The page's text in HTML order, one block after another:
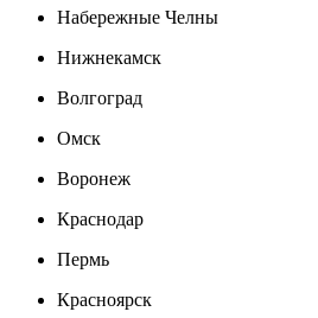
Набережные Челны
Нижнекамск
Волгоград
Омск
Воронеж
Краснодар
Пермь
Красноярск